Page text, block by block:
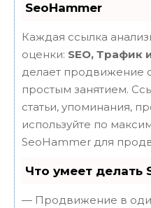
SeoHammer
Каждая ссылка
оценки: SEO, Трафик
делает продвижение
простым занятием.
статьи, упоминания,
используйте по
SeoHammer для
Что умеет делать
— Продвижение в